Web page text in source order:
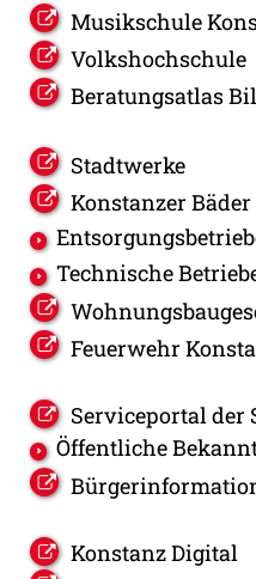
Musikschule
Volkshochschule
Beratungsatlas
Stadtwerke
Konstanzer Bäder
Technische
Feuerwehr
Serviceportal der
Öffentliche
Konstanz Digital